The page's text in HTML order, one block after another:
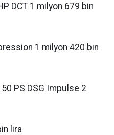
DCT 1 milyon 679 bin
1 milyon 420 bin
PS DSG Impulse 2
lira